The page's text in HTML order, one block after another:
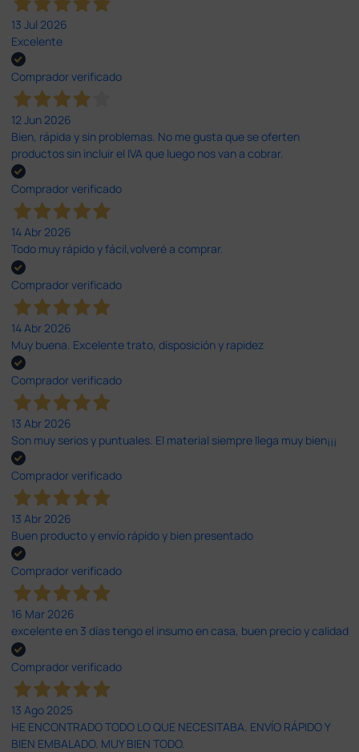
13 Jul 2026
Excelente
Comprador verificado
12 Jun 2026
Bien, rápida y sin problemas. No me gusta que se oferten
productos sin incluir el IVA que luego nos van a cobrar.
Comprador verificado
14 Abr 2026
Todo muy rápido y fácil,volveré a comprar.
Comprador verificado
14 Abr 2026
Muy buena. Excelente trato, disposición y rapidez
Comprador verificado
13 Abr 2026
Son muy serios y puntuales. El material siempre llega muy bien¡¡¡
Comprador verificado
13 Abr 2026
Buen producto y envío rápido y bien presentado
Comprador verificado
16 Mar 2026
excelente en 3 días tengo el insumo en casa, buen precio y calidad
Comprador verificado
13 Ago 2025
HE ENCONTRADO TODO LO QUE NECESITABA. ENVÍO RÁPIDO Y
BIEN EMBALADO. MUY BIEN TODO.